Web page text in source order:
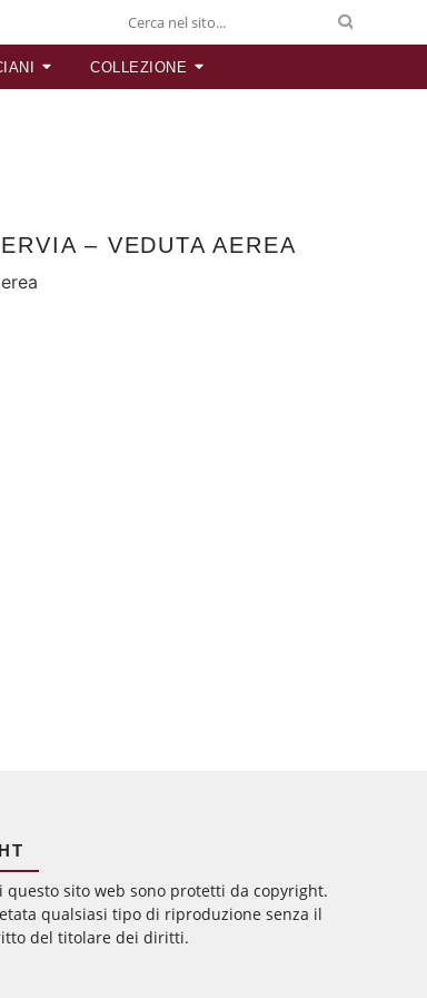
COLLEZIONE
– VEDUTA AEREA
questo sito web sono protetti da copyright.
qualsiasi tipo di riproduzione senza il
del titolare dei diritti.